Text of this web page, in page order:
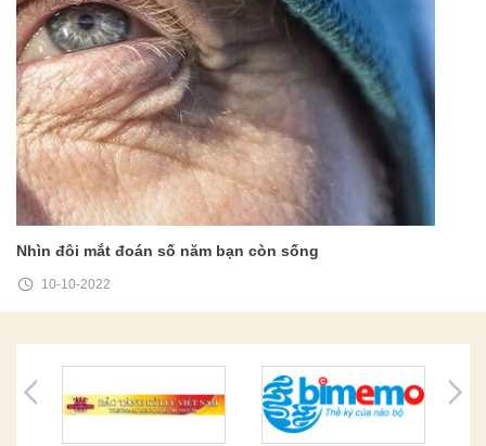
Nhìn đôi mắt đoán số năm bạn còn sống
10-10-2022